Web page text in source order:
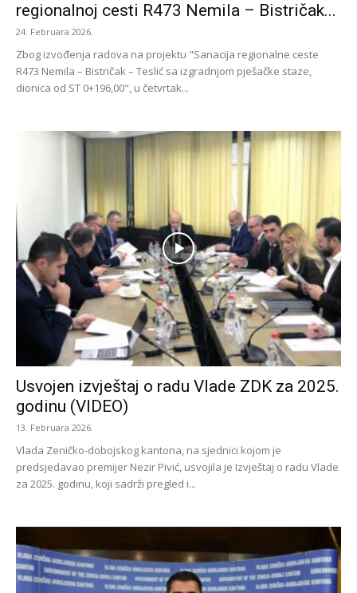
regionalnoj cesti R473 Nemila – Bistričak...
24. Februara 2026.
Zbog izvođenja radova na projektu "Sanacija regionalne ceste
R473 Nemila – Bistričak – Teslić sa izgradnjom pješačke staze,
dionica od ST 0+196,00", u četvrtak...
Usvojen izvještaj o radu Vlade ZDK za 2025.
godinu (VIDEO)
13. Februara 2026.
Vlada Zeničko-dobojskog kantona, na sjednici kojom je
predsjedavao premijer Nezir Pivić, usvojila je Izvještaj o radu Vlade
za 2025. godinu, koji sadrži pregled i...